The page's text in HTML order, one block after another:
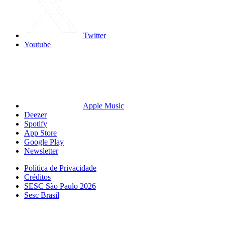
Twitter
Youtube
Apple Music
Deezer
Spotify
App Store
Google Play
Newsletter
Política de Privacidade
Créditos
SESC São Paulo 2026
Sesc Brasil